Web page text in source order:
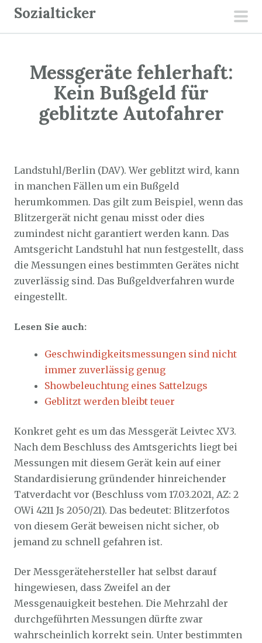
Sozialticker
Messgeräte fehlerhaft:
Kein Bußgeld für
geblitzte Autofahrer
Landstuhl/Berlin (DAV). Wer geblitzt wird, kann
in manchen Fällen um ein Bußgeld
herumkommen. Das gilt zum Beispiel, wenn das
Blitzergerät nicht genau misst oder dies
zumindest nicht garantiert werden kann. Das
Amtsgericht Landstuhl hat nun festgestellt, dass
die Messungen eines bestimmten Gerätes nicht
zuverlässig sind. Das Bußgeldverfahren wurde
eingestellt.
Lesen Sie auch:
Geschwindigkeitsmessungen sind nicht
immer zuverlässig genug
Showbeleuchtung eines Sattelzugs
Geblitzt werden bleibt teuer
Konkret geht es um das Messgerät Leivtec XV3.
Nach dem Beschluss des Amtsgerichts liegt bei
Messungen mit diesem Gerät kein auf einer
Standardisierung gründender hinreichender
Tatverdacht vor (Beschluss vom 17.03.2021, AZ: 2
OWi 4211 Js 2050/21). Das bedeutet: Blitzerfotos
von diesem Gerät beweisen nicht sicher, ob
jemand zu schnell gefahren ist.
Der Messgerätehersteller hat selbst darauf
hingewiesen, dass Zweifel an der
Messgenauigkeit bestehen. Die Mehrzahl der
durchgeführten Messungen dürfte zwar
wahrscheinlich korrekt sein. Unter bestimmten